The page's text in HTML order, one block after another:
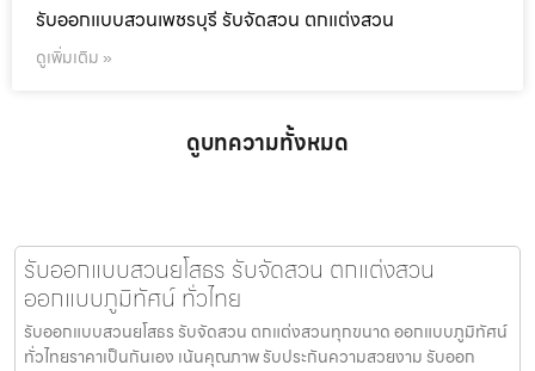
รับออกแบบสวนเพชรบุรี รับจัดสวน ตกแต่งสวน
ดูเพิ่มเติม »
ดูบทความทั้งหมด
รับออกแบบสวนยโสธร รับจัดสวน ตกแต่งสวน
ออกแบบภูมิทัศน์ ทั่วไทย
รับออกแบบสวนยโสธร รับจัดสวน ตกแต่งสวนทุกขนาด ออกแบบภูมิทัศน์
ทั่วไทยราคาเป็นกันเอง เน้นคุณภาพ รับประกันความสวยงาม รับออก